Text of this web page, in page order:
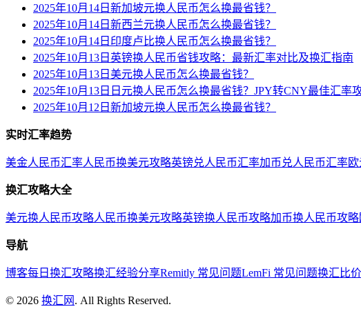
2025年10月14日新加坡元换人民币怎么换最省钱？
2025年10月14日新西兰元换人民币怎么换最省钱？
2025年10月14日印度卢比换人民币怎么换最省钱？
2025年10月13日英镑换人民币省钱攻略：最新汇率对比及换汇指南
2025年10月13日美元换人民币怎么换最省钱？
2025年10月13日日元换人民币怎么换最省钱？JPY转CNY最佳汇率
2025年10月12日新加坡元换人民币怎么换最省钱？
实时汇率趋势
美金人民币汇率人民币换美元攻略英镑兑人民币汇率加币兑人民币汇率
换汇攻略大全
美元换人民币攻略人民币换美元攻略英镑换人民币攻略加币换人民币攻略
导航
博客每日换汇攻略换汇经验分享Remitly 常见问题LemFi 常见问题换汇比
© 2026 换汇网 . All Rights Reserved.